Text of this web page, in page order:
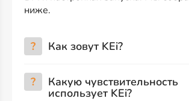
ниже.
? Как зовут KEi?
? Какую чувствительность
использует KEi?